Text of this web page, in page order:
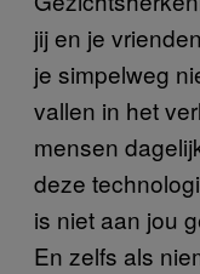
jij en je
je simpelweg
vallen in het
mensen
deze
is niet aan jou
En zelfs als